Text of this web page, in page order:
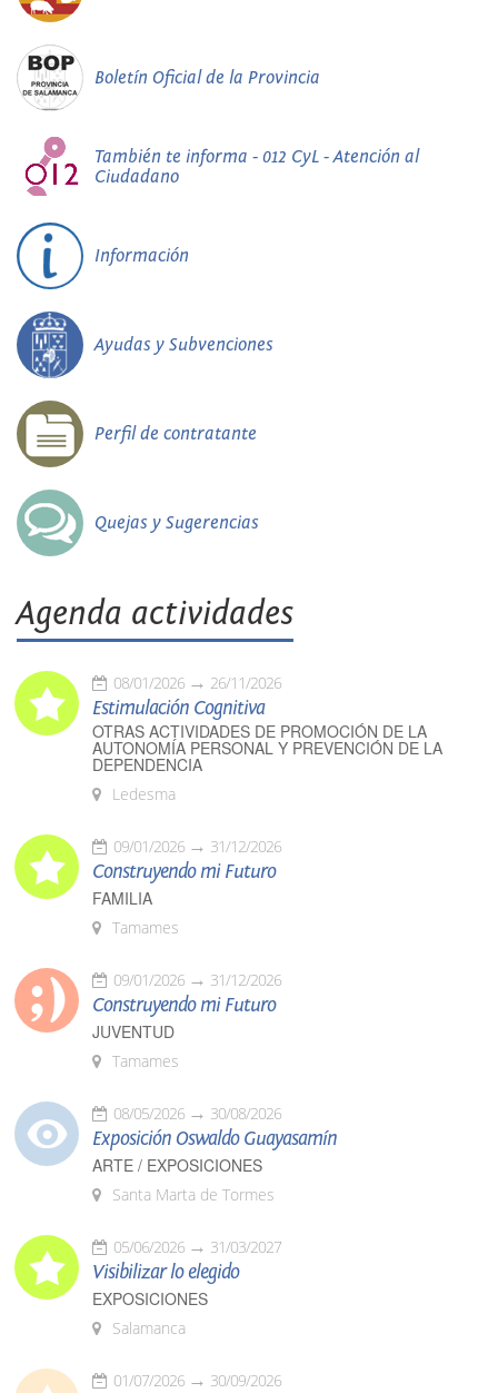
Boletín Oficial de la Provincia
También te informa - 012 CyL - Atención al
Ciudadano
Información
Ayudas y Subvenciones
Perfil de contratante
Quejas y Sugerencias
Agenda actividades
08/01/2026 26/11/2026
Estimulación Cognitiva
OTRAS ACTIVIDADES DE PROMOCIÓN DE LA
AUTONOMÍA PERSONAL Y PREVENCIÓN DE LA
DEPENDENCIA
Ledesma
09/01/2026 31/12/2026
Construyendo mi Futuro
FAMILIA
Tamames
09/01/2026 31/12/2026
Construyendo mi Futuro
JUVENTUD
Tamames
08/05/2026 30/08/2026
Exposición Oswaldo Guayasamín
ARTE / EXPOSICIONES
Santa Marta de Tormes
05/06/2026 31/03/2027
Visibilizar lo elegido
EXPOSICIONES
Salamanca
01/07/2026 30/09/2026